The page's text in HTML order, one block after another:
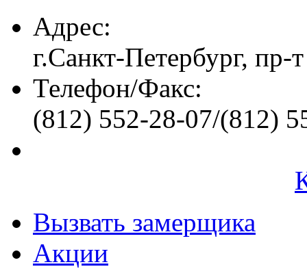
Адрес:
г.Санкт-Петербург, пр-
Телефон/Факс:
(812) 552-28-07/(812)
Вызвать замерщика
Акции